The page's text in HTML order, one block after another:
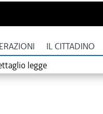
IL CITTADINO
legge